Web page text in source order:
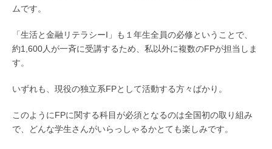
ムです。
「生活と金融リテラシーI」も１年生全員の必修ということで、
約1,600人が一斉に受講するため、私以外に複数のFPが担当しま
す。
いずれも、現役の独立系FPとして活動する方々ばかり。
このようにFPに関する科目が必須となるのは全国初の取り組み
で、どんな学生さんがいらっしゃるかとても楽しみです。